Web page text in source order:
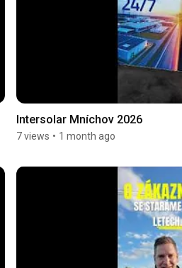
Intersolar Mníchov 2026
7 views • 1 month ago